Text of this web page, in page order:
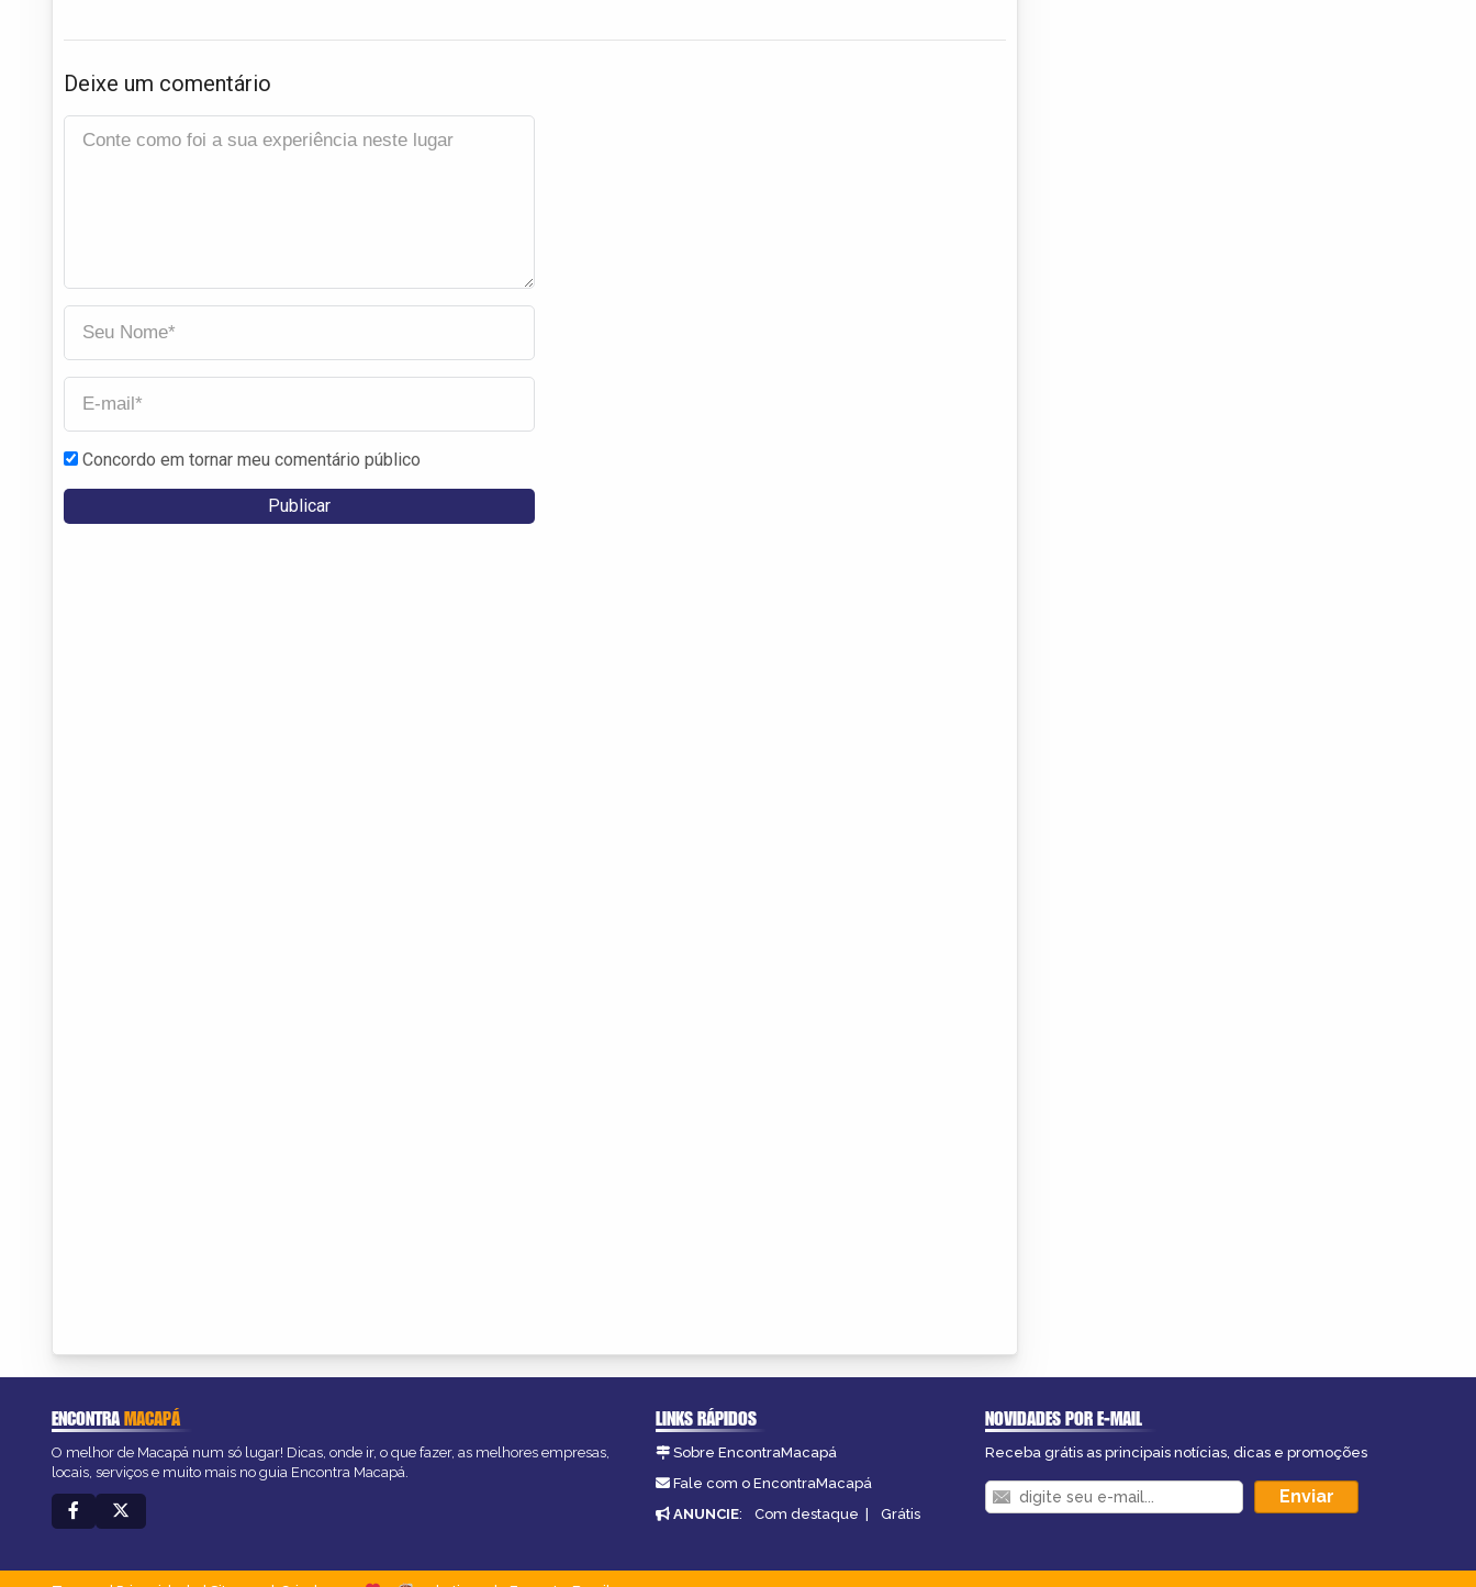
Deixe um comentário
Concordo em tornar meu comentário público
ENCONTRAMACAPÁ
O melhor de Macapá num só lugar! Dicas, onde ir, o que fazer, as melhores empresas,
locais, serviços e muito mais no guia Encontra Macapá.
LINKS RÁPIDOS
Sobre EncontraMacapá
Fale com o EncontraMacapá
ANUNCIE: Com destaque | Grátis
NOVIDADES POR E-MAIL
Receba grátis as principais notícias, dicas e promoções